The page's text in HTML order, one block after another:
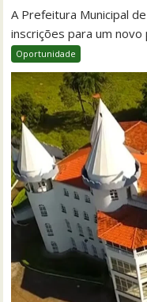
A Prefeitura Municipal
inscrições para um
Oportunidade